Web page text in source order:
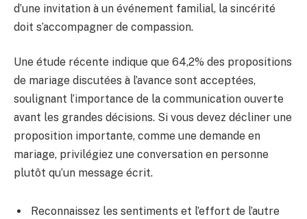
d’une invitation à un événement familial, la sincérité
doit s’accompagner de compassion.
Une étude récente indique que 64,2% des propositions
de mariage discutées à l’avance sont acceptées,
soulignant l’importance de la communication ouverte
avant les grandes décisions. Si vous devez décliner une
proposition importante, comme une demande en
mariage, privilégiez une conversation en personne
plutôt qu’un message écrit.
Reconnaissez les sentiments et l’effort de l’autre